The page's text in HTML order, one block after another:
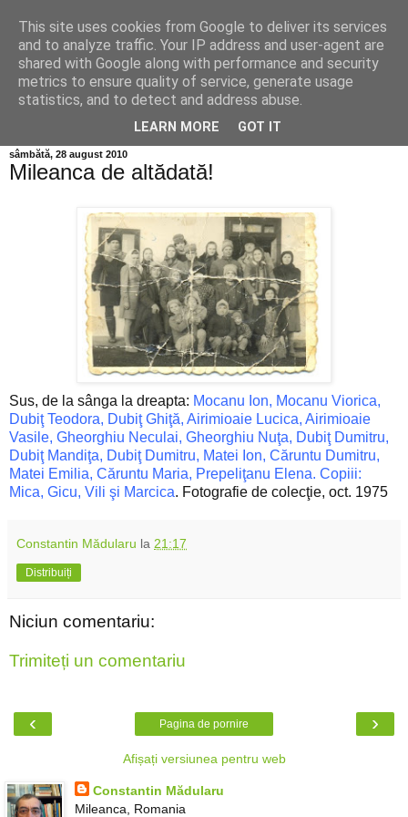
Info MILEANCA
BINE AȚI VENIT! *Jurnal online de informație și opinie;
Vineri 07 August, 2026
sâmbătă, 28 august 2010
Mileanca de altădată!
Sus, de la sânga la dreapta: Mocanu Ion, Mocanu Viorica,
Dubiţ Teodora, Dubiţ Ghiţă, Airimioaie Lucica, Airimioaie
Vasile, Gheorghiu Neculai, Gheorghiu Nuţa, Dubiţ Dumitru,
Dubiţ Mandiţa, Dubiţ Dumitru, Matei Ion, Căruntu Dumitru,
Matei Emilia, Căruntu Maria, Prepeliţanu Elena. Copiii:
Mica, Gicu, Vili şi Marcica. Fotografie de colecţie, oct. 1975
Constantin Mădularu la 21:17
Distribuiți
Niciun comentariu:
Trimiteți un comentariu
‹ ›
Pagina de pornire
Afișați versiunea pentru web
Constantin Mădularu
Mileanca, Romania
This site uses cookies from Google to deliver its services
and to analyze traffic. Your IP address and user-agent are
shared with Google along with performance and security
metrics to ensure quality of service, generate usage
statistics, and to detect and address abuse.
LEARN MORE GOT IT